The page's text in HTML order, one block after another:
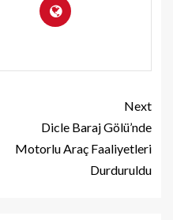
Next
Dicle Baraj Gölü’nde
Motorlu Araç Faaliyetleri
Durduruldu